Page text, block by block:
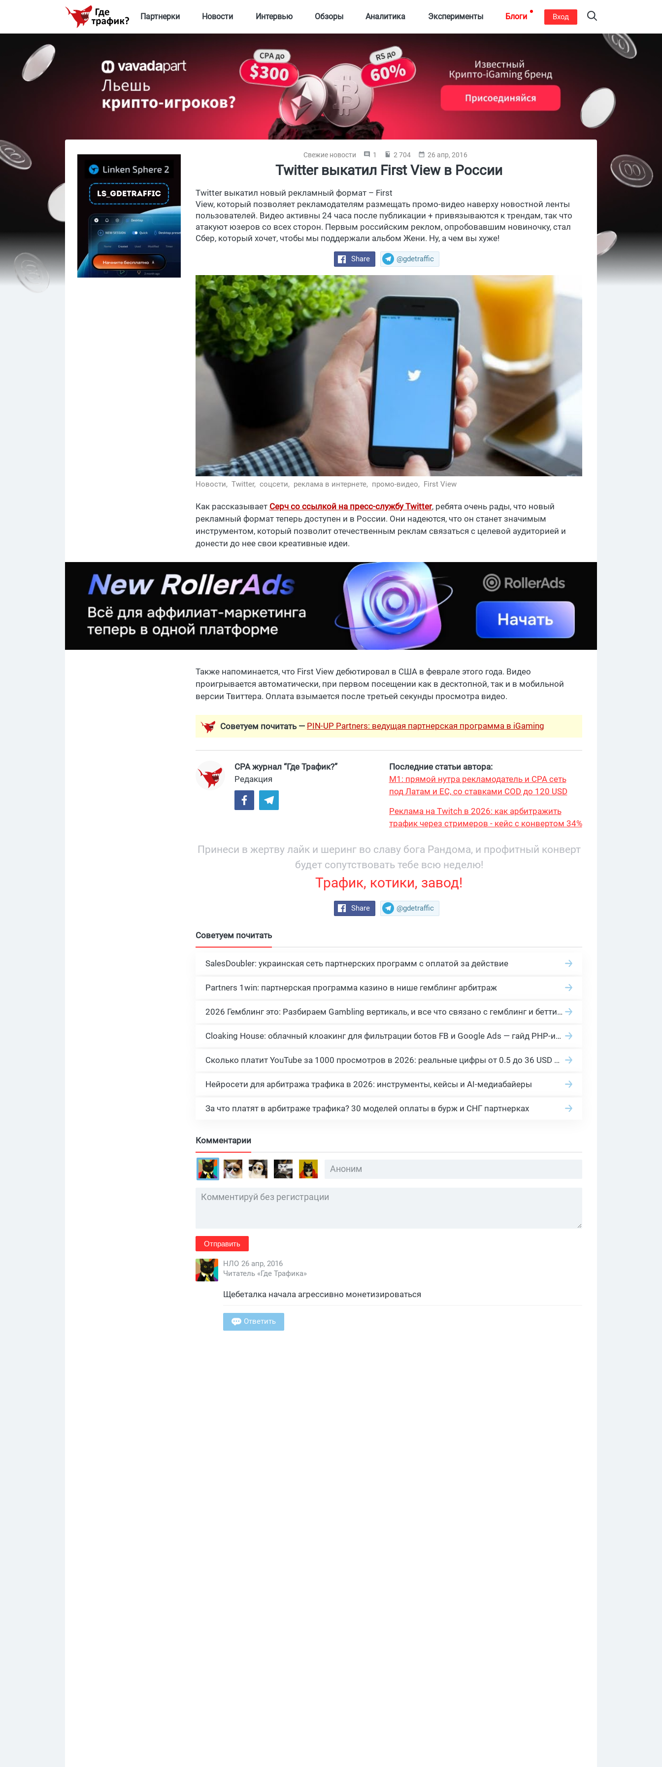
Партнерки Новости Интервью Обзоры Аналитика Эксперименты Блоги Вход
Свежие новости 1 2 704 26 апр, 2016
Twitter выкатил First View в России
Twitter выкатил новый рекламный формат – First
View, который позволяет рекламодателям размещать промо-видео наверху новостной ленты
пользователей. Видео активны 24 часа после публикации + привязываются к трендам, так что
атакуют юзеров со всех сторон. Первым российским реклом, опробовавшим новиночку, стал
Сбер, который хочет, чтобы мы поддержали альбом Жени. Ну, а чем вы хуже!
Share @gdetraffic
Новости, Twitter, соцсети, реклама в интернете, промо-видео, First View
Как рассказывает Серч со ссылкой на пресс-службуTwitter, ребята очень рады, что новый
рекламный формат теперь доступен и в России. Они надеются, что он станет значимым
инструментом, который позволит отечественным реклам связаться с целевой аудиторией и
донести до нее свои креативные идеи.
Также напоминается, что First View дебютировал в США в феврале этого года. Видео
проигрывается автоматически, при первом посещении как в десктопной, так и в мобильной
версии Твиттера. Оплата взымается после третьей секунды просмотра видео.
Советуем почитать — PIN-UP Partners: ведущая партнерская программа в iGaming
CPA журнал “Где Трафик?”
Редакция
Последние статьи автора:
М1: прямой нутра рекламодатель и CPA сеть
под Латам и ЕС, со ставками COD до 120 USD
Реклама на Twitch в 2026: как арбитражить
трафик через стримеров - кейс с конвертом 34%
Принеси в жертву лайк и шеринг во славу бога Рандома, и профитный конверт
будет сопутствовать тебе всю неделю!
Трафик, котики, завод!
Share @gdetraffic
Советуем почитать
SalesDoubler: украинская сеть партнерских программ с оплатой за действие
Partners 1win: партнерская программа казино в нише гемблинг арбитраж
2026 Гемблинг это: Разбираем Gambling вертикаль, и все что связано с гемблинг и беттинг офферами
Cloaking House: облачный клоакинг для фильтрации ботов FB и Google Ads — гайд PHP-интеграции 2026
Сколько платит YouTube за 1000 просмотров в 2026: реальные цифры от 0.5 до 36 USD по ГЕО
Нейросети для арбитража трафика в 2026: инструменты, кейсы и AI-медиабайеры
За что платят в арбитраже трафика? 30 моделей оплаты в бурж и СНГ партнерках
Комментарии
Отправить
НЛО 26 апр, 2016
Читатель «Где Трафика»
Щебеталка начала агрессивно монетизироваться
Ответить